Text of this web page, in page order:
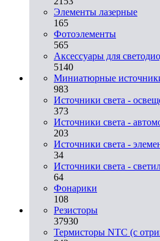
Элементы лазерные
165
Фотоэлементы
565
Аксессуары для
5140
Миниатюрные
983
Источники света -
373
Источники света -
203
Источники света -
34
Источники света -
64
Фонарики
108
Резисторы
37930
Термисторы NTC (с